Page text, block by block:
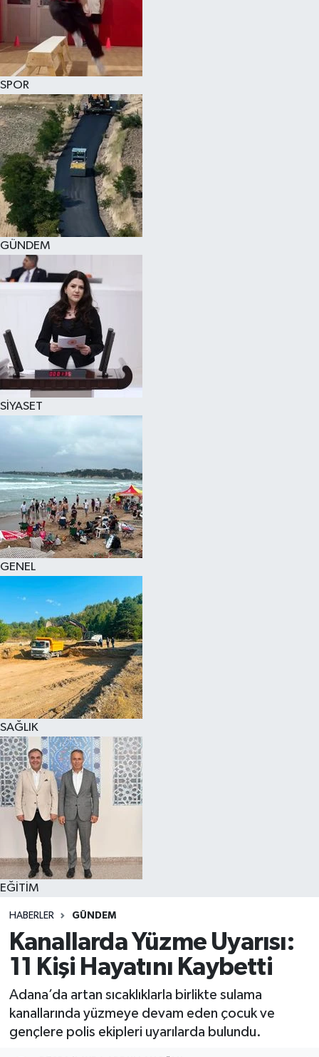
SPOR
GÜNDEM
SİYASET
GENEL
SAĞLIK
EĞİTİM
HABERLER GÜNDEM
Kanallarda Yüzme Uyarısı:
11 Kişi Hayatını Kaybetti
Adana’da artan sıcaklıklarla birlikte sulama
kanallarında yüzmeye devam eden çocuk ve
gençlere polis ekipleri uyarılarda bulundu.
KÜLTÜR SANAT
MAGAZİN
SAĞLIK
SİYASET
SPOR
TEKNOLOJİ
VİZYONDAKİLER
YAŞAM